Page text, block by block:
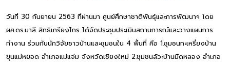
วันที่ 30 กันยายน 2563 ที่ผ่านมา ศูนย์ศึกษาชาติพันธุ์และการพัฒนาฯ โดย
ผศ.ดร.มาลี สิทธิเกรียงไกร ได้จัดประชุมประเมินสถานการณ์และวางแผนการ
ทำงาน ร่วมกับนักวิจัยชาวบ้านและชุมชนใน 4 พื้นที่ คือ 1.ชุมชนกะเหรี่ยงบ้าน
ขุนแม่หยอด อำเภอแม่แจ่ม จังหวัดเชียงใหม่ 2.ชุมชนลัวะบ้านมืดหลอง อำเภอ